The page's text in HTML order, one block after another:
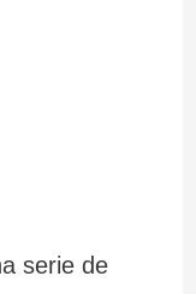
serie de